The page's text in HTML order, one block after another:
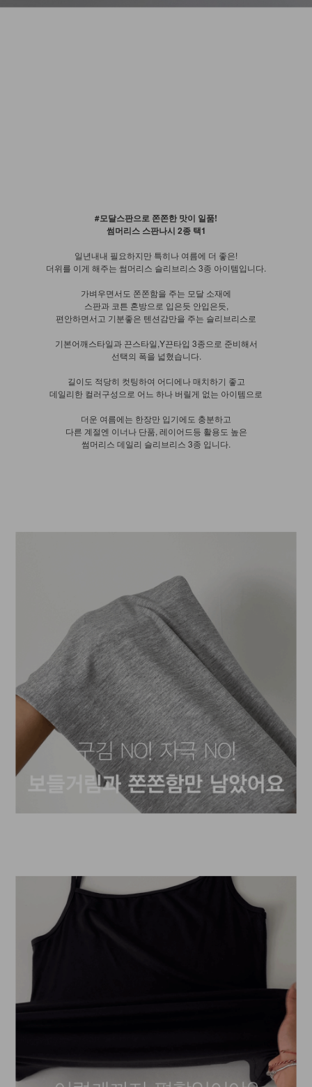
#모달스판으로 쫀쫀한 맛이 일품!
썸머리스 스판나시 2종 택1
일년내내 필요하지만 특히나 여름에 더 좋은!
더위를 이게 해주는 썸머리스 슬리브리스 3종 아이템입니다.
가벼우면서도 쫀쫀함을 주는 모달 소재에
스판과 코튼 혼방으로 입은듯 안입은듯,
편안하면서고 기분좋은 텐션감만을 주는 슬리브리스로
기본어깨스타일과 끈스타일,Y끈타입 3종으로 준비해서
선택의 폭을 넓혔습니다.
길이도 적당히 컷팅하여 어디에나 매치하기 좋고
데일리한 컬러구성으로 어느 하나 버릴게 없는 아이템으로
더운 여름에는 한장만 입기에도 충분하고
다른 계절엔 이너나 단품, 레이어드등 활용도 높은
썸머리스 데일리 슬리브리스 3종 입니다.